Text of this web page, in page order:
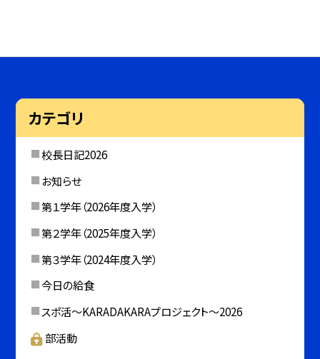
カテゴリ
校長日記2026
お知らせ
第１学年（2026年度入学）
第２学年（2025年度入学）
第３学年（2024年度入学）
今日の給食
スポ活～KARADAKARAプロジェクト～2026
部活動